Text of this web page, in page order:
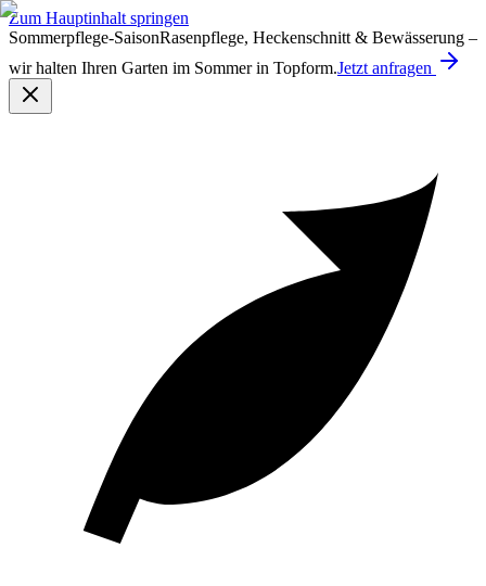
Zum Hauptinhalt springen
Sommerpflege-SaisonRasenpflege, Heckenschnitt & Bewässerung –
wir halten Ihren Garten im Sommer in Topform.Jetzt anfragen